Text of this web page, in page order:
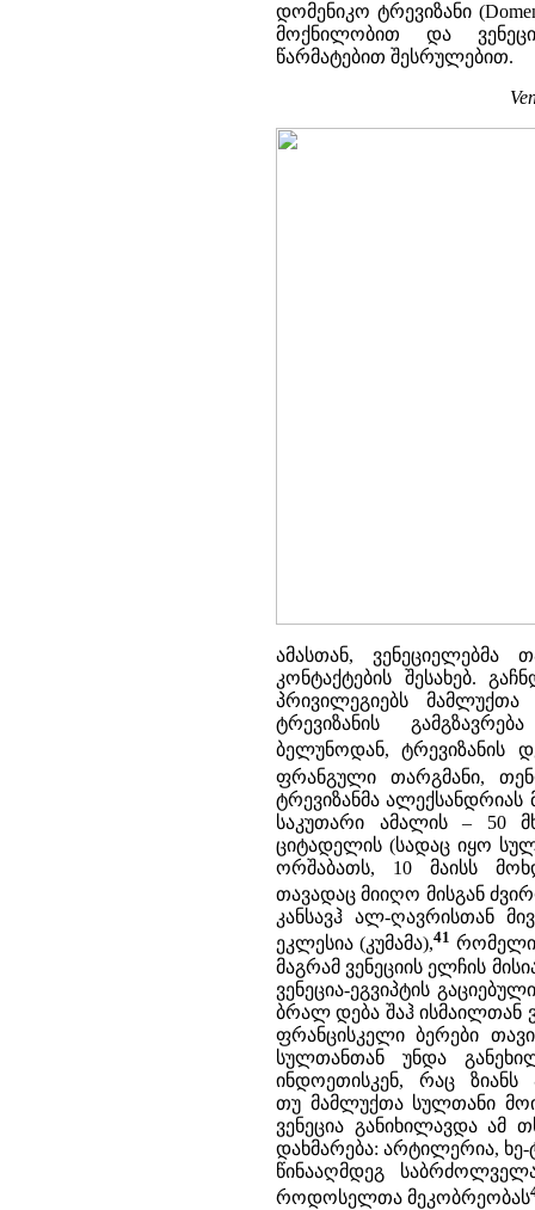
დომენიკო ტრევიზანი
მოქნილობით და
წარმატებით შესრულებით.
ამასთან, ვენეციელებმა
კონტაქტების შესახებ.
პრივილეგიებს
ტრევიზანის
ბელუნოდან, ტრევიზანის
ფრანგული თარგმანი,
ტრევიზანმა ალექსანდრიას
საკუთარი ამალის – 50
ციტადელის (სადაც იყო
ორშაბათს, 10 მაისს
თავადაც მიიღო მისგან
კანსავჰ ალ-ღავრისთან
ეკლესია (კუმამა),41
მაგრამ ვენეციის ელჩის
ვენეცია-ეგვიპტის
ბრალ დება შაჰ ისმაილთან
ფრანცისკელი ბერები
სულთანთან უნდა
ინდოეთისკენ, რაც ზიანს
თუ მამლუქთა სულთანი
ვენეცია განიხილავდა ამ
დახმარება: არტილერია,
წინააღმდეგ
როდოსელთა მეკობრეობას